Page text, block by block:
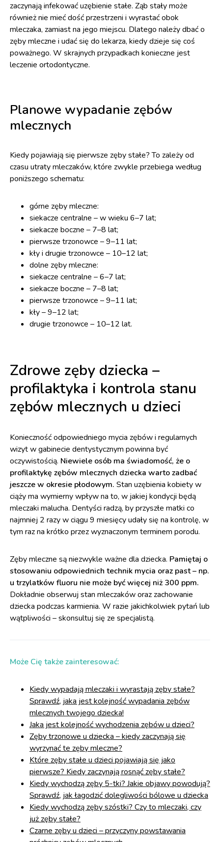
zaczynają infekować uzębienie stałe. Ząb stały może
również nie mieć dość przestrzeni i wyrastać obok
mleczaka, zamiast na jego miejscu. Dlatego należy dbać o
zęby mleczne i udać się do lekarza, kiedy dzieje się coś
poważnego. W skrajnych przypadkach konieczne jest
leczenie ortodontyczne.
Planowe wypadanie zębów
mlecznych
Kiedy pojawiają się pierwsze zęby stałe? To zależy od
czasu utraty mleczaków, które zwykle przebiega według
poniższego schematu:
górne zęby mleczne:
siekacze centralne – w wieku 6–7 lat;
siekacze boczne – 7–8 lat;
pierwsze trzonowce – 9–11 lat;
kły i drugie trzonowce – 10–12 lat;
dolne zęby mleczne:
siekacze centralne – 6–7 lat;
siekacze boczne – 7–8 lat;
pierwsze trzonowce – 9–11 lat;
kły – 9–12 lat;
drugie trzonowce – 10–12 lat.
Zdrowe zęby dziecka –
profilaktyka i kontrola stanu
zębów mlecznych u dzieci
Konieczność odpowiedniego mycia zębów i regularnych
wizyt w gabinecie dentystycznym powinna być
oczywistością. Niewiele osób ma świadomość, że o
profilaktykę zębów mlecznych dziecka warto zadbać
jeszcze w okresie płodowym. Stan uzębienia kobiety w
ciąży ma wymierny wpływ na to, w jakiej kondycji będą
mleczaki malucha. Dentyści radzą, by przyszłe matki co
najmniej 2 razy w ciągu 9 miesięcy udały się na kontrolę, w
tym raz na krótko przez wyznaczonym terminem porodu.
Zęby mleczne są niezwykle ważne dla dziecka. Pamiętaj o
stosowaniu odpowiednich technik mycia oraz past – np.
u trzylatków fluoru nie może być więcej niż 300 ppm.
Dokładnie obserwuj stan mleczaków oraz zachowanie
dziecka podczas karmienia. W razie jakichkolwiek pytań lub
wątpliwości – skonsultuj się ze specjalistą.
Może Cię także zainteresować:
Kiedy wypadają mleczaki i wyrastają zęby stałe?
Sprawdź, jaka jest kolejność wypadania zębów
mlecznych twojego dziecka!
Jaka jest kolejność wychodzenia zębów u dzieci?
Zęby trzonowe u dziecka – kiedy zaczynają się
wyrzynać te zęby mleczne?
Które zęby stałe u dzieci pojawiają się jako
pierwsze? Kiedy zaczynają rosnąć zęby stałe?
Kiedy wychodzą zęby 5-tki? Jakie objawy powodują?
Sprawdź, jak łagodzić dolegliwości bólowe u dziecka
Kiedy wychodzą zęby szóstki? Czy to mleczaki, czy
już zęby stałe?
Czarne zęby u dzieci – przyczyny powstawania